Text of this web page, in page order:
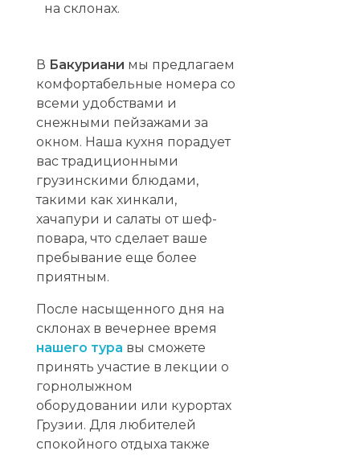
на склонах.
В Бакуриани мы предлагаем
комфортабельные номера со
всеми удобствами и
снежными пейзажами за
окном. Наша кухня порадует
вас традиционными
грузинскими блюдами,
такими как хинкали,
хачапури и салаты от шеф-
повара, что сделает ваше
пребывание еще более
приятным.
После насыщенного дня на
склонах в вечернее время
нашего тура вы сможете
принять участие в лекции о
горнолыжном
оборудовании или курортах
Грузии. Для любителей
спокойного отдыха также